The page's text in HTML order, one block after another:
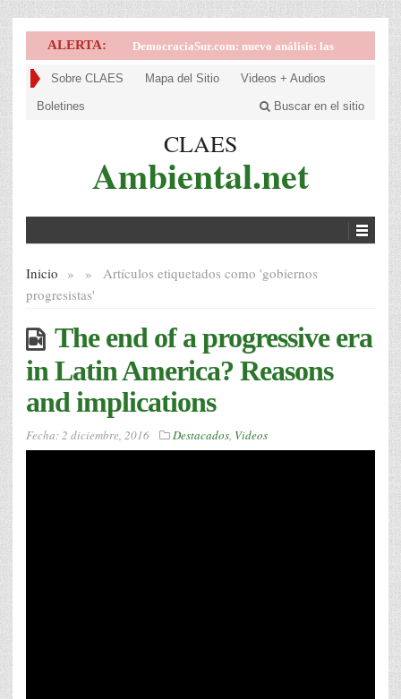
ALERTA: DemocraciaSur.com: nuevo análisis: las
implicancias de la victoria de la derecha en
Sobre CLAES Mapa del Sitio Videos + Audios
Boletines Buscar en el sitio
CLAES
Ambiental.net
Inicio » Artículos etiquetados como '
»
gobiernos
progresistas'
The end of a progressive era
in Latin America? Reasons
and implications
Fecha:2 diciembre, 2016 Destacados, Videos